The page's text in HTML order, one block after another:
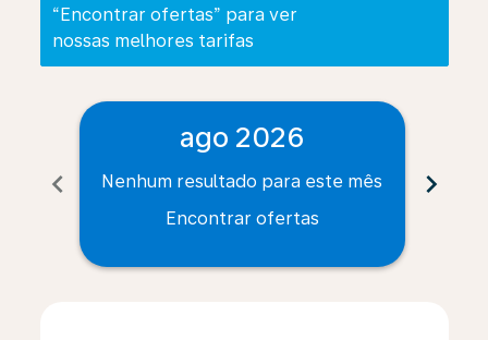
“Encontrar ofertas” para ver
nossas melhores tarifas
chevron_left
ago 2026
Nenhum resultado para este mês
Encontrar ofertas
chevron_right